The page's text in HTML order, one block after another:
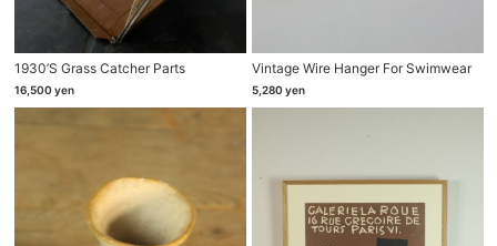
1930’s Grass Catcher Parts
16,500 yen
Vintage Wire Hanger For Swimwear
5,280 yen